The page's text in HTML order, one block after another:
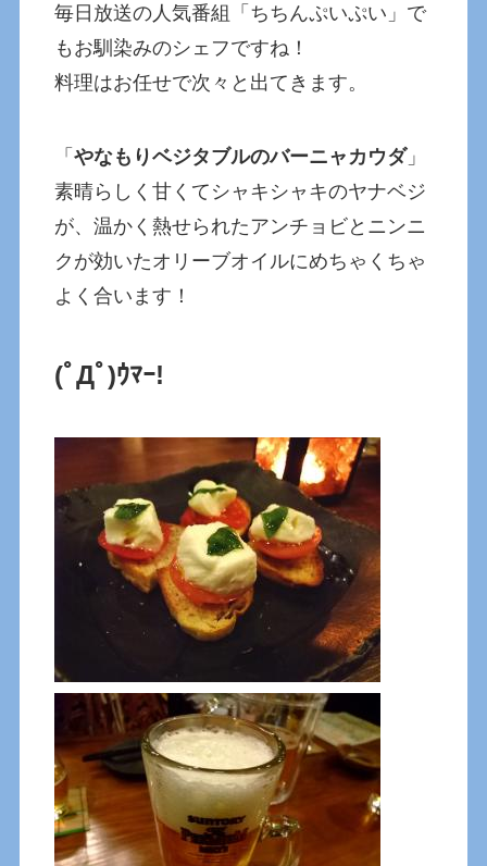
毎日放送の人気番組「ちちんぷいぷい」で
もお馴染みのシェフですね！
料理はお任せで次々と出てきます。
「やなもりベジタブルのバーニャカウダ」
素晴らしく甘くてシャキシャキのヤナベジ
が、温かく熱せられたアンチョビとニンニ
クが効いたオリーブオイルにめちゃくちゃ
よく合います！
(ﾟДﾟ)ｳﾏｰ!